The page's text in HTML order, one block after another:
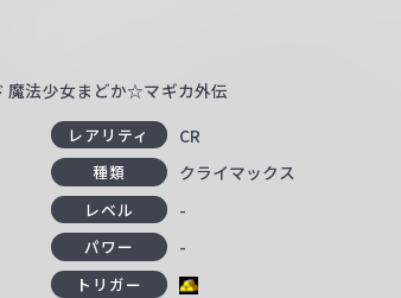
魔法少女まどか☆マギカ外伝
レアリティ CR
種類 クライマックス
レベル -
パワー -
トリガー